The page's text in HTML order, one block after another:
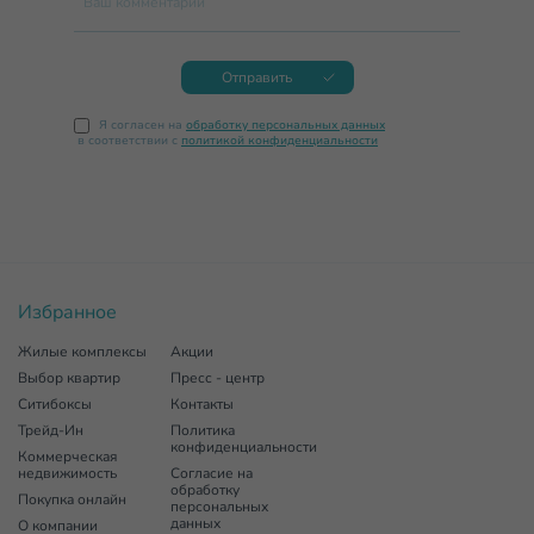
Отправить
Я согласен на обработку персональных данных
в соответствии с политикой конфиденциальности
Избранное
Жилые комплексы
Выбор квартир
Ситибоксы
Трейд-Ин
Коммерческая
недвижимость
Покупка онлайн
О компании
Акции
Пресс - центр
Контакты
Политика
конфиденциальности
Согласие на
обработку
персональных
данных